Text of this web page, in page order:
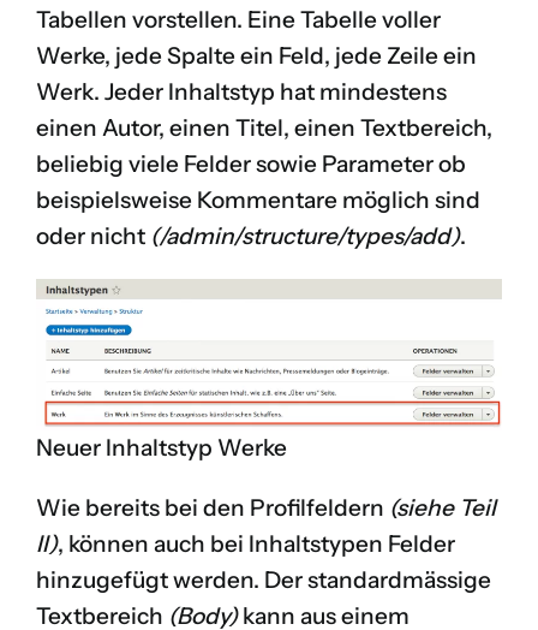
Tabellen vorstellen. Eine Tabelle voller
Werke, jede Spalte ein Feld, jede Zeile ein
Werk. Jeder Inhaltstyp hat mindestens
einen Autor, einen Titel, einen Textbereich,
beliebig viele Felder sowie Parameter ob
beispielsweise Kommentare möglich sind
oder nicht (/admin/structure/types/add).
Neuer Inhaltstyp Werke
Wie bereits bei den Profilfeldern (siehe Teil
II), können auch bei Inhaltstypen Felder
hinzugefügt werden. Der standardmässige
Textbereich (Body)kann aus einem